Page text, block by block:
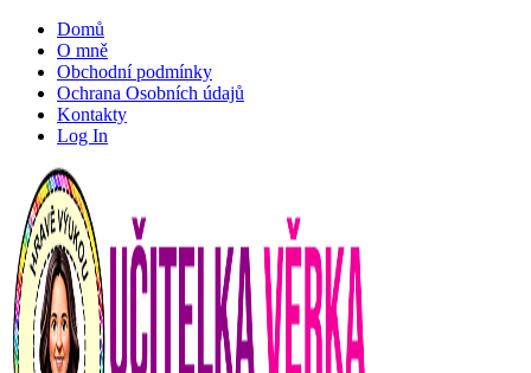
Domů
O mně
Obchodní podmínky
Ochrana Osobních údajů
Kontakty
Log In